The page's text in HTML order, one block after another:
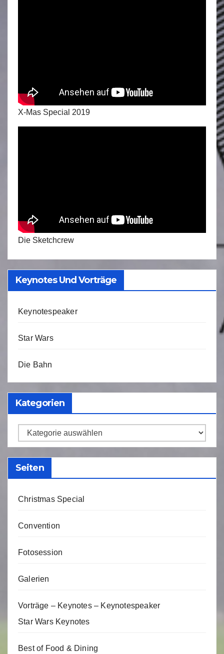
X-Mas Special 2019
Die Sketchcrew
Keynotes Und Vorträge
Keynotespeaker
Star Wars
Die Bahn
Kategorien
Kategorien
Seiten
Christmas Special
Convention
Fotosession
Galerien
Vorträge – Keynotes – Keynotespeaker
Star Wars Keynotes
Best of Food & Dining